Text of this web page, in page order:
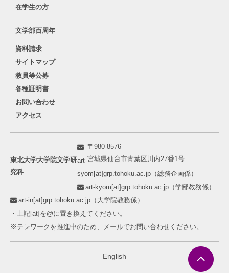
在学生の方
文学部百周年
資料請求
サイトマップ
教員等公募
各種証明書
お問い合わせ
アクセス
東北大学大学院文学研
究科
〒980-8576
宮城県仙台市青葉区川内27番1号
art-
syom[at]grp.tohoku.ac.jp（総務企画係）
art-kyom[at]grp.tohoku.ac.jp（学部教務係）
art-in[at]grp.tohoku.ac.jp（大学院教務係）
・上記[at]を@に置き換えてください。
※テレワークを推進中のため、メールでお問い合わせください。
English